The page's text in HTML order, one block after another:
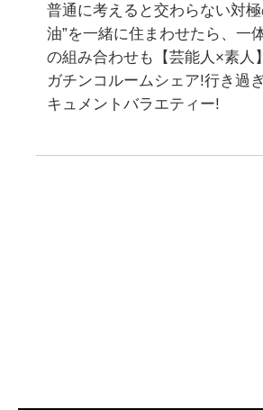
普通に考えると交わらない対
油”を一緒に住まわせたら、一
の組み合わせも【芸能人×素人
ガチンコルームシェア!行き過
キュメントバラエティー!